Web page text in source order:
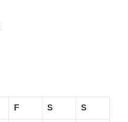
F S S